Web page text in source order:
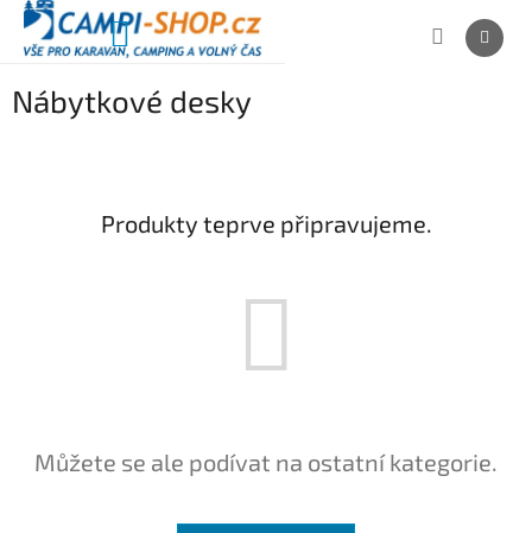
Přejít
obsah
NÁKUPNÍ
Nábytkové desky
Produkty teprve připravujeme.
Můžete se ale podívat na ostatní kategorie.